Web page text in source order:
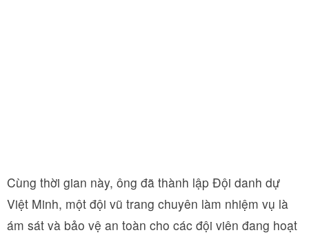
Cùng thời gian này, ông đã thành lập Đội danh dự
Việt Minh, một đội vũ trang chuyên làm nhiệm vụ là
ám sát và bảo vệ an toàn cho các đội viên đang hoạt